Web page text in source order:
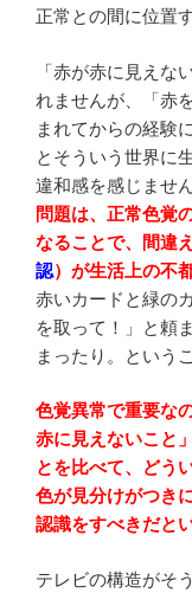
正常との間に位置
「赤が赤に見えな
れませんが、「赤
まれてからの経験
とそういう世界に
違和感を感じません
問題は、正常色覚
なることで、間違
認）が生活上の不
赤いカードと緑の
を取って！」と頼
まったり。という
色覚異常で重要な
赤に見えないこと
とを比べて、どう
色が見分けがつき
認識をすべきだと
テレビの構造がそ